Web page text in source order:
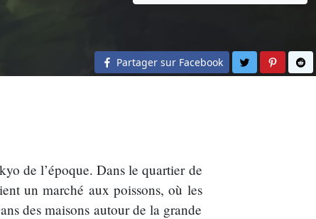
Partager sur Facebook Partager sur
de l’époque. Dans le quartier de
un marché aux poissons, où les
des maisons autour de la grande